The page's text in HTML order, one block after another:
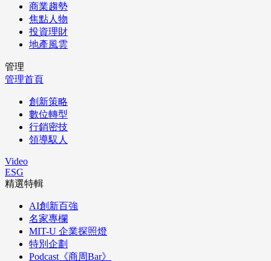
商業趨勢
焦點人物
投資理財
地產風雲
管理
管理首頁
創新策略
數位轉型
行銷密技
領導馭人
Video
ESG
精選特輯
AI創新百強
名家專欄
MIT-U 企業探照燈
特別企劃
Podcast《商周Bar》